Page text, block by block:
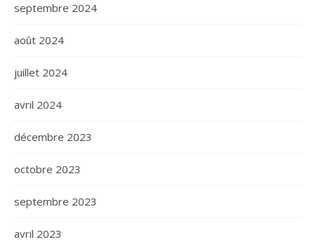
septembre 2024
août 2024
juillet 2024
avril 2024
décembre 2023
octobre 2023
septembre 2023
avril 2023